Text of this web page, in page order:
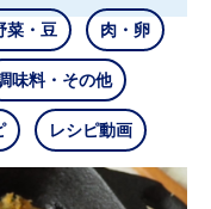
菜・豆 肉・卵
味料・その他
レシピ動画